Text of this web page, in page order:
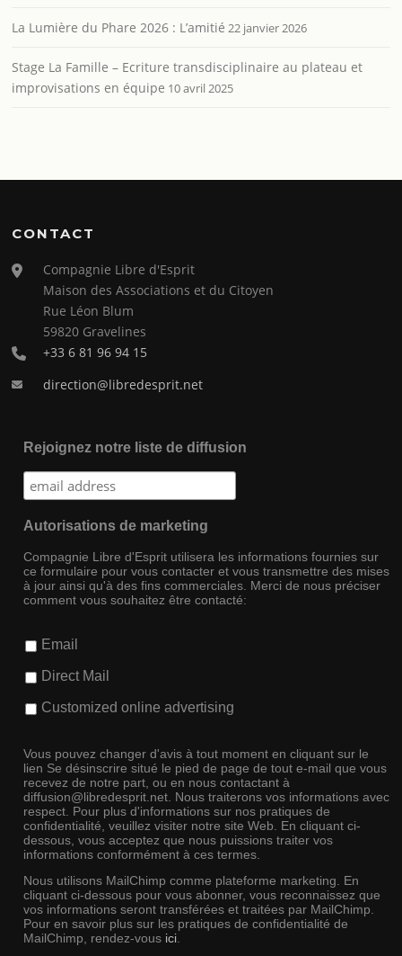
La Lumière du Phare 2026 : L’amitié 22 janvier 2026
Stage La Famille – Ecriture transdisciplinaire au plateau et
improvisations en équipe 10 avril 2025
CONTACT
Compagnie Libre d'Esprit
Maison des Associations et du Citoyen
Rue Léon Blum
59820 Gravelines
+33 6 81 96 94 15
direction@libredesprit.net
Rejoignez notre liste de diffusion
Autorisations de marketing
Compagnie Libre d'Esprit utilisera les informations fournies sur
ce formulaire pour vous contacter et vous transmettre des mises
à jour ainsi qu'à des fins commerciales. Merci de nous préciser
comment vous souhaitez être contacté:
Email
Direct Mail
Customized online advertising
Vous pouvez changer d'avis à tout moment en cliquant sur le
lien Se désinscrire situé le pied de page de tout e-mail que vous
recevez de notre part, ou en nous contactant à
diffusion@libredesprit.net. Nous traiterons vos informations avec
respect. Pour plus d'informations sur nos pratiques de
confidentialité, veuillez visiter notre site Web. En cliquant ci-
dessous, vous acceptez que nous puissions traiter vos
informations conformément à ces termes.
Nous utilisons MailChimp comme plateforme marketing. En
cliquant ci-dessous pour vous abonner, vous reconnaissez que
vos informations seront transférées et traitées par MailChimp.
Pour en savoir plus sur les pratiques de confidentialité de
MailChimp, rendez-vous ici.